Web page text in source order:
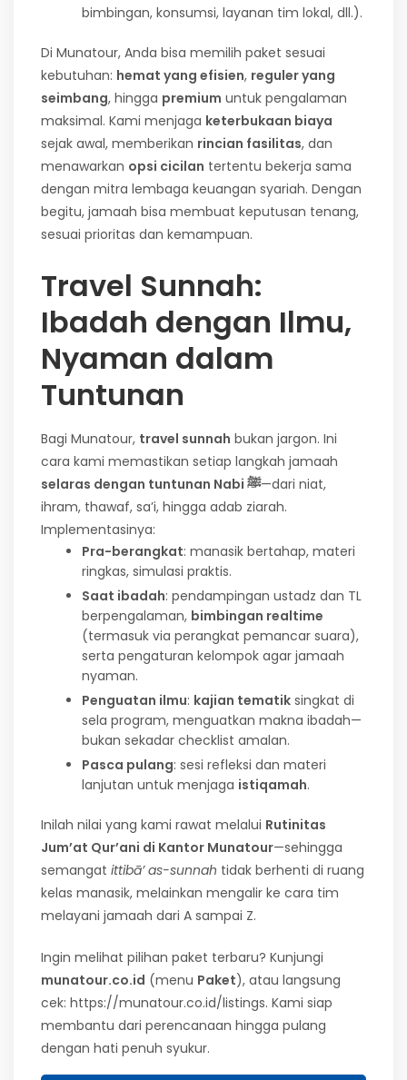
bimbingan, konsumsi, layanan tim lokal, dll.).
Di Munatour, Anda bisa memilih paket sesuai
kebutuhan: hemat yang efisien, reguler yang
seimbang, hingga premium untuk pengalaman
maksimal. Kami menjaga keterbukaan biaya
sejak awal, memberikan rincian fasilitas, dan
menawarkan opsi cicilan tertentu bekerja sama
dengan mitra lembaga keuangan syariah. Dengan
begitu, jamaah bisa membuat keputusan tenang,
sesuai prioritas dan kemampuan.
Travel Sunnah:
Ibadah dengan Ilmu,
Nyaman dalam
Tuntunan
Bagi Munatour, travel sunnah bukan jargon. Ini
cara kami memastikan setiap langkah jamaah
selaras dengan tuntunan Nabi ﷺ—dari niat,
ihram, thawaf, sa’i, hingga adab ziarah.
Implementasinya:
Pra-berangkat: manasik bertahap, materi
ringkas, simulasi praktis.
Saat ibadah: pendampingan ustadz dan TL
berpengalaman, bimbingan realtime
(termasuk via perangkat pemancar suara),
serta pengaturan kelompok agar jamaah
nyaman.
Penguatan ilmu: kajian tematik singkat di
sela program, menguatkan makna ibadah—
bukan sekadar checklist amalan.
Pasca pulang: sesi refleksi dan materi
lanjutan untuk menjaga istiqamah.
Inilah nilai yang kami rawat melalui Rutinitas
Jum’at Qur’ani di Kantor Munatour—sehingga
semangat ittibā’ as-sunnah tidak berhenti di ruang
kelas manasik, melainkan mengalir ke cara tim
melayani jamaah dari A sampai Z.
Ingin melihat pilihan paket terbaru? Kunjungi
munatour.co.id (menu Paket), atau langsung
cek: https://munatour.co.id/listings. Kami siap
membantu dari perencanaan hingga pulang
dengan hati penuh syukur.